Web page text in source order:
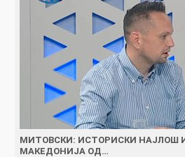
МИТОВСКИ: ИСТОРИСКИ НАЈЛОШ
МАКЕДОНИЈА ОД…